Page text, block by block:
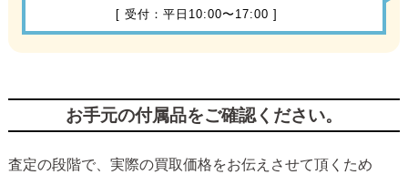
[ 受付：平日10:00〜17:00 ]
お手元の付属品をご確認ください。
査定の段階で、実際の買取価格をお伝えさせて頂くため